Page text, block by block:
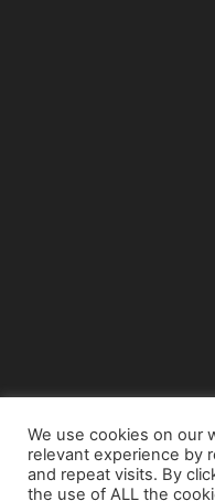
© Copyright
We use cookies on our
relevant experience by
and repeat visits. By
the use of ALL the